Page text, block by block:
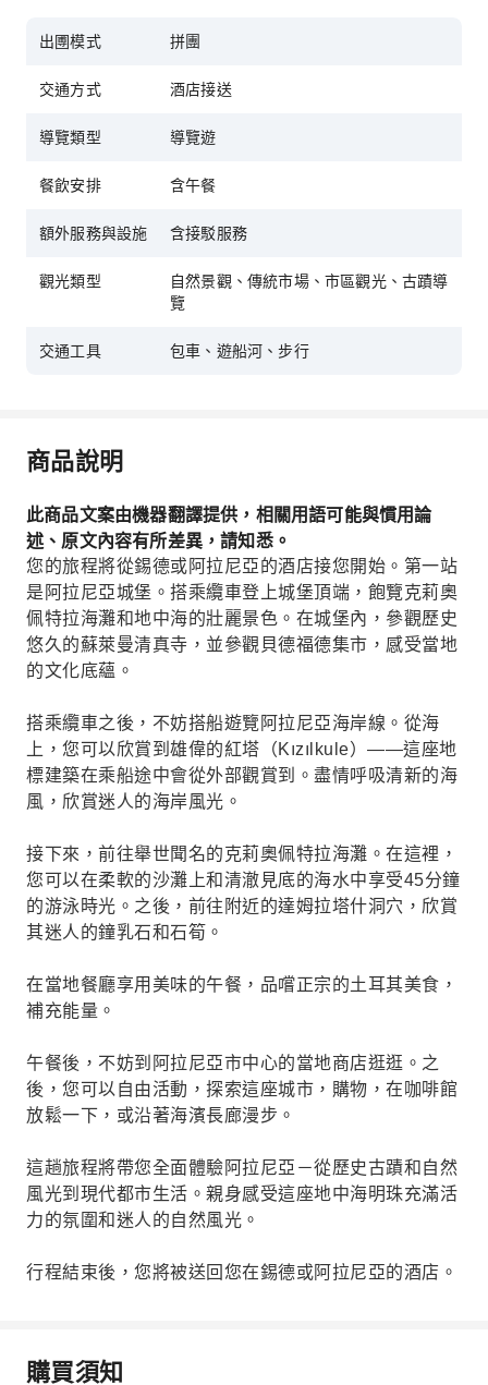
出圑模式 拼團
交通方式 酒店接送
導覽類型 導覽遊
餐飲安排 含午餐
額外服務與設施 含接駁服務
觀光類型
自然景觀、傳統市場、市區觀光、古蹟導
覽
交通工具 包車、遊船河、步行
商品說明
此商品文案由機器翻譯提供，相關用語可能與慣用論
述、原文內容有所差異，請知悉。
您的旅程將從錫德或阿拉尼亞的酒店接您開始。第一站
是阿拉尼亞城堡。搭乘纜車登上城堡頂端，飽覽克莉奧
佩特拉海灘和地中海的壯麗景色。在城堡內，參觀歷史
悠久的蘇萊曼清真寺，並參觀貝德福德集市，感受當地
的文化底蘊。
搭乘纜車之後，不妨搭船遊覽阿拉尼亞海岸線。從海
上，您可以欣賞到雄偉的紅塔（Kızılkule）——這座地
標建築在乘船途中會從外部觀賞到。盡情呼吸清新的海
風，欣賞迷人的海岸風光。
接下來，前往舉世聞名的克莉奧佩特拉海灘。在這裡，
您可以在柔軟的沙灘上和清澈見底的海水中享受45分鐘
的游泳時光。之後，前往附近的達姆拉塔什洞穴，欣賞
其迷人的鐘乳石和石筍。
在當地餐廳享用美味的午餐，品嚐正宗的土耳其美食，
補充能量。
午餐後，不妨到阿拉尼亞市中心的當地商店逛逛。之
後，您可以自由活動，探索這座城市，購物，在咖啡館
放鬆一下，或沿著海濱長廊漫步。
這趟旅程將帶您全面體驗阿拉尼亞－從歷史古蹟和自然
風光到現代都市生活。親身感受這座地中海明珠充滿活
力的氛圍和迷人的自然風光。
行程結束後，您將被送回您在錫德或阿拉尼亞的酒店。
購買須知